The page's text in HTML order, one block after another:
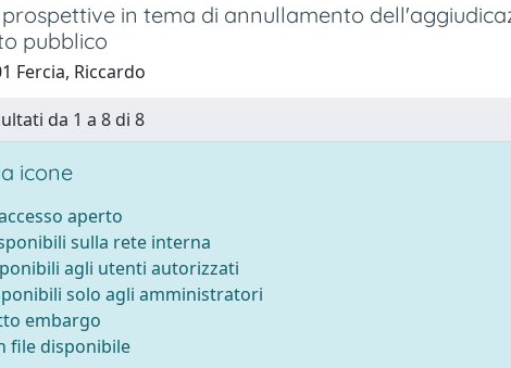
prospettive in tema di annullamento
pubblico
Fercia, Riccardo
da 1 a 8 di 8
icone
aperto
sulla rete interna
agli utenti autorizzati
solo agli amministratori
embargo
file disponibile